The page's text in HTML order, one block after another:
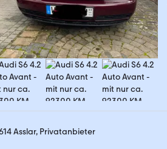
Asslar, Privatanbieter